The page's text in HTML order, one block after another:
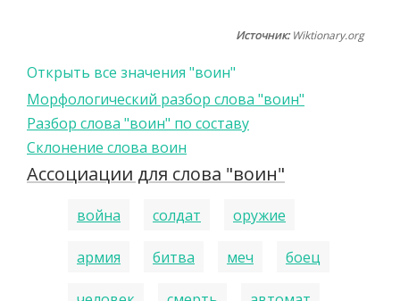
Источник:Wiktionary.org
Открыть все значения "воин"
Морфологический разбор слова "воин"
Разбор слова "воин" по составу
Склонение слова воин
Ассоциации для слова "воин"
война солдат оружие
армия битва меч боец